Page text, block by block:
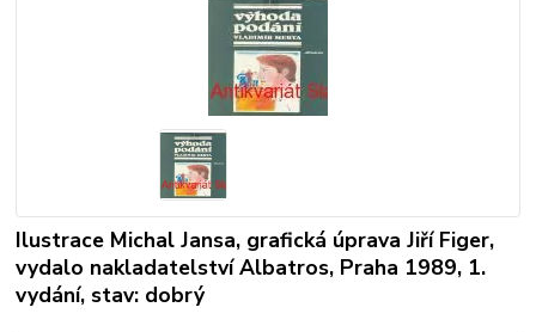
Ilustrace Michal Jansa, grafická úprava Jiří Figer,
vydalo nakladatelství Albatros, Praha 1989, 1.
vydání, stav: dobrý